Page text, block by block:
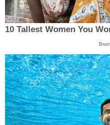
10 Tallest Women You